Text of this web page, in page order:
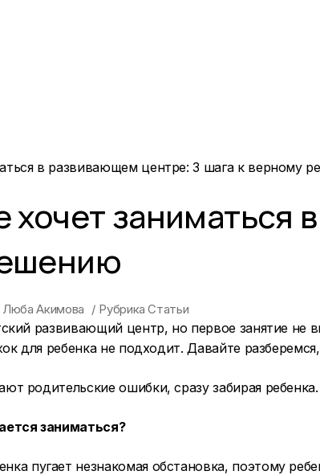
хочет заниматься
Люба Акимова РубрикаСтатьи
развивающий центр, но первое занятие не
для ребенка не подходит. Давайте
родительские ошибки, сразу забирая
заниматься?
пугает незнакомая обстановка, поэтому